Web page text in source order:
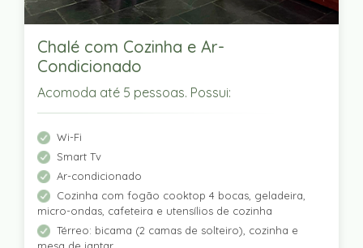
Chalé com Cozinha e Ar-
Condicionado
Acomoda até 5 pessoas. Possui:
Wi-Fi
Smart Tv
Ar-condicionado
Cozinha com fogão cooktop 4 bocas, geladeira,
micro-ondas, cafeteira e utensílios de cozinha
Térreo: bicama (2 camas de solteiro), cozinha e
mesa de jantar